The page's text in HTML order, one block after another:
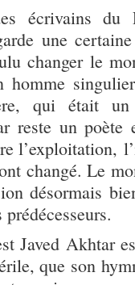
écrivains du
une
changer le
homme
qui était
reste un poète
l’exploitation,
changé. Le
désormais
Javed Akhtar
que son